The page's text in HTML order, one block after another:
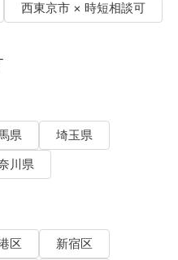
西東京市 × 時短相談可
県
埼玉県
川県
区
新宿区